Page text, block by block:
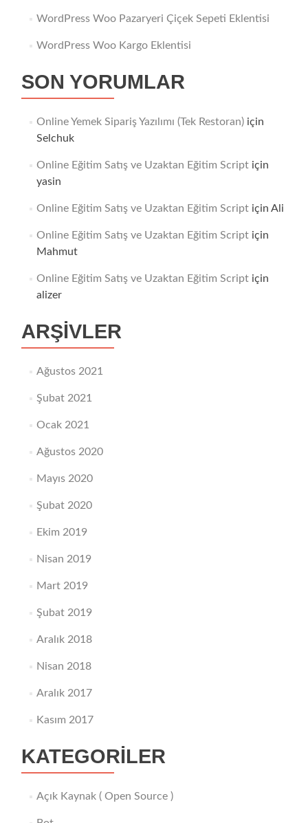
WordPress Woo Pazaryeri Çiçek Sepeti Eklentisi
WordPress Woo Kargo Eklentisi
SON YORUMLAR
Online Yemek Sipariş Yazılımı (Tek Restoran)için
Selchuk
Online Eğitim Satış ve Uzaktan Eğitim Scriptiçin
yasin
Online Eğitim Satış ve Uzaktan Eğitim Scriptiçin Ali
Online Eğitim Satış ve Uzaktan Eğitim Scriptiçin
Mahmut
Online Eğitim Satış ve Uzaktan Eğitim Scriptiçin
alizer
ARŞIVLER
Ağustos 2021
Şubat 2021
Ocak 2021
Ağustos 2020
Mayıs 2020
Şubat 2020
Ekim 2019
Nisan 2019
Mart 2019
Şubat 2019
Aralık 2018
Nisan 2018
Aralık 2017
Kasım 2017
KATEGORILER
Açık Kaynak ( Open Source )